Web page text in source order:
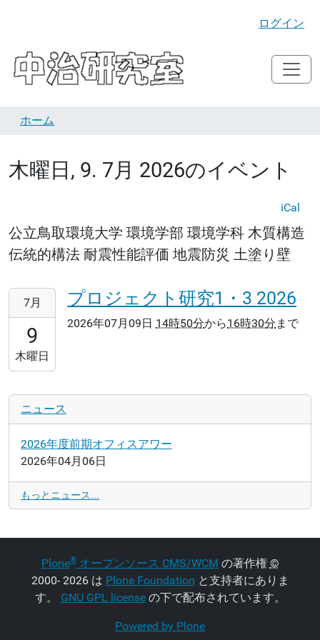
ログイン
ホーム
木曜日, 9. 7月 2026のイベント
iCal
公立鳥取環境大学 環境学部 環境学科 木質構造
伝統的構法 耐震性能評価 地震防災 土塗り壁
2026-
09T14:50:00+09:00
2026-
07-
7月
9
木曜日
プロジェクト研究1・3 2026
2026年07月09日 14時50分から16時30分 まで
ニュース
2026年度前期オフィスアワー
2026年04月06日
もっとニュース...
Plone®オープンソース CMS/WCM の著作権 ©
2000- 2026 は Plone Foundation と支持者にありま
す。 GNU GPL licenseの下で配布されています。
Powered by Plone